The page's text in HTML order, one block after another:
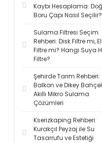
Kaybı Hesaplama:
Boru Çapı Nasıl Seçilir?
Sulama Filtresi Seçim
Rehberi: Disk Filtre mi,
Filtre mi? Hangi Suya
Filtre?
Şehirde Tarım Rehberi:
Balkon ve Dikey
Akıllı Mikro Sulama
Çözümleri
Kserizkaping Rehberi:
Kurakçıl Peyzaj ile Su
Tasarrufu ve Estetiği